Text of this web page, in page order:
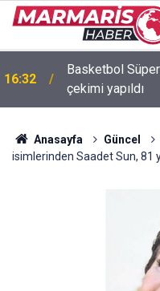
16:32
Basketbol
çekimi yapıldı
Anasayfa Güncel
isimlerinden Saadet Sun, 81